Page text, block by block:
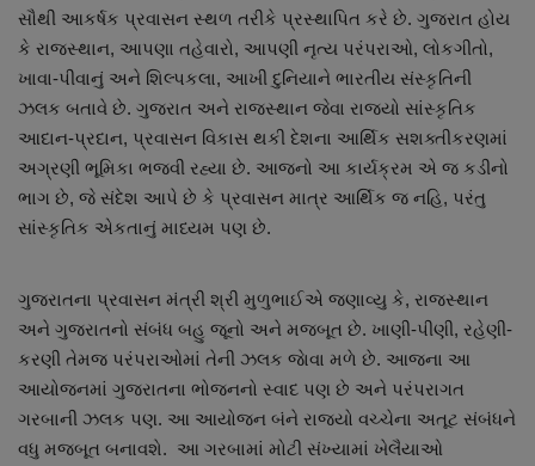
સૌથી આકર્ષક પ્રવાસન સ્થળ તરીકે પ્રસ્થાપિત કરે છે. ગુજરાત હોય
કે રાજસ્થાન, આપણા તહેવારો, આપણી નૃત્ય પરંપરાઓ, લોકગીતો,
ખાવા-પીવાનું અને શિલ્પકલા, આખી દુનિયાને ભારતીય સંસ્કૃતિની
ઝલક બતાવે છે. ગુજરાત અને રાજસ્થાન જેવા રાજ્યો સાંસ્કૃતિક
આદાન-પ્રદાન, પ્રવાસન વિકાસ થકી દેશના આર્થિક સશક્તીકરણમાં
અગ્રણી ભૂમિકા ભજવી રહ્યા છે. આજનો આ કાર્યક્રમ એ જ કડીનો
ભાગ છે, જે સંદેશ આપે છે કે પ્રવાસન માત્ર આર્થિક જ નહિ, પરંતુ
સાંસ્કૃતિક એકતાનું માધ્યમ પણ છે.
ગુજરાતના પ્રવાસન મંત્રી શ્રી મુળુભાઈએ જણાવ્યુ કે, રાજસ્થાન
અને ગુજરાતનો સંબંધ બહુ જૂનો અને મજબૂત છે. ખાણી-પીણી, રહેણી-
કરણી તેમજ પરંપરાઓમાં તેની ઝલક જાેવા મળે છે. આજના આ
આયોજનમાં ગુજરાતના ભોજનનો સ્વાદ પણ છે અને પરંપરાગત
ગરબાની ઝલક પણ. આ આયોજન બંને રાજ્યો વચ્ચેના અતૂટ સંબંધને
વધુ મજબૂત બનાવશે. આ ગરબામાં મોટી સંખ્યામાં ખેલૈયાઓ